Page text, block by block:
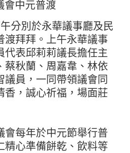
會中元普渡
分別於永華議事廳及民
渡拜拜。上午永華議事
代表邱莉莉議長擔任主
蔡秋蘭、周嘉韋、林依
議員，一同帶領議會同
香，誠心祈福，場面莊
會每年於中元節舉行普
精心準備餅乾、飲料等